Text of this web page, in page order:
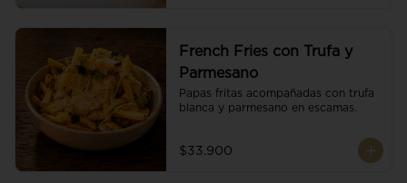
French Fries con Trufa y
Parmesano
Papas fritas acompañadas con trufa
blanca y parmesano en escamas.
$33.900